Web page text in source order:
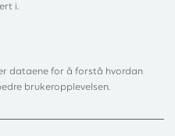
i.
dataene for å forstå hvordan
brukeropplevelsen.